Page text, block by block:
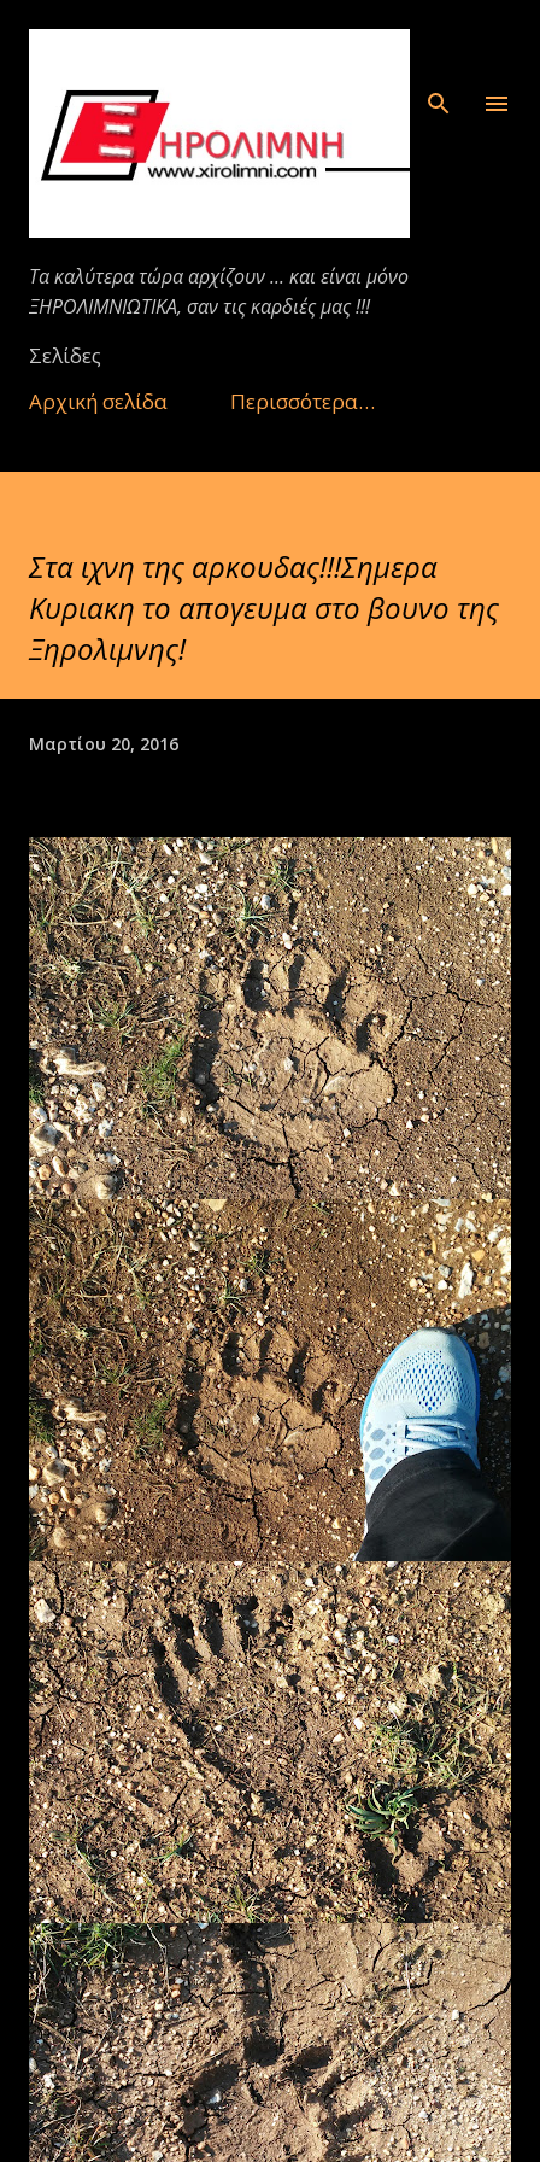
Μετάβαση στο κύριο περιεχόμενο
Τα καλύτερα τώρα αρχίζουν ... και είναι μόνο
ΞΗΡΟΛΙΜΝΙΩΤΙΚΑ, σαν τις καρδιές μας !!!
Σελίδες
Αρχική σελίδα
Περισσότερα…
Στα ιχνη της αρκουδας!!!Σημερα
Κυριακη το απογευμα στο βουνο της
Ξηρολιμνης!
Μαρτίου 20, 2016